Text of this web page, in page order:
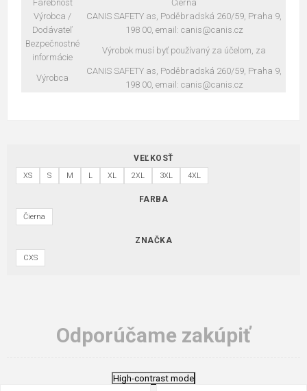
Farebnosť
Čierna
Výrobca /
Dodávateľ
CANIS SAFETY as, Poděbradská 260/59, Praha 9,
198 00, email: canis@canis.cz
Bezpečnostné
informácie
Výrobok musí byť používaný za účelom, za
Výrobca
CANIS SAFETY as, Poděbradská 260/59, Praha 9,
198 00, email: canis@canis.cz
VEĽKOSŤ
XS S M L XL 2XL 3XL 4XL
FARBA
Čierna
ZNAČKA
CXS
Odporúčame zakúpiť
High-contrast mode